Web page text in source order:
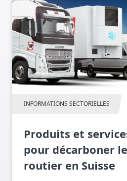
INFORMATIONS SECTORIELLES
Produits et
pour décarboner
routier en Suisse